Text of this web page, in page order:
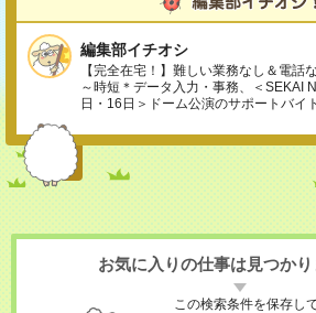
編集部イチオシ
【完全在宅！】難しい業務なし＆電話
～時短＊データ入力・事務、＜SEKAI
日・16日＞ドーム公演のサポートバイ
お気に入りの仕事は見つかり
この検索条件を保存し